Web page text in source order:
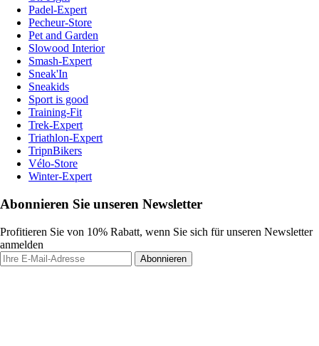
Padel-Expert
Pecheur-Store
Pet and Garden
Slowood Interior
Smash-Expert
Sneak'In
Sneakids
Sport is good
Training-Fit
Trek-Expert
Triathlon-Expert
TripnBikers
Vélo-Store
Winter-Expert
Abonnieren Sie unseren Newsletter
Profitieren Sie von 10% Rabatt, wenn Sie sich für unseren Newsletter
anmelden
Abonnieren